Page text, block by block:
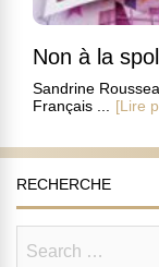
Non à la
Sandrine
Français ...
[Lire
RECHERCHE